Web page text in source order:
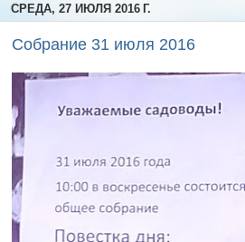
СРЕДА, 27 ИЮЛЯ 2016 Г.
Собрание 31 июля 2016